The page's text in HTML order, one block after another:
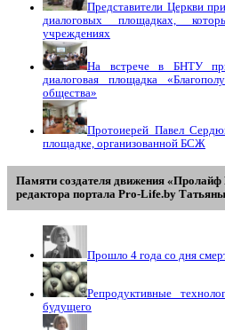
Представители Церкви
диалоговых площадках,
учреждениях
На встрече в БНТУ при
диалоговая площадка
общества»
Протоиерей Павел
площадке, организованной БСЖ
Памяти создателя движения «Пролайф
редактора портала Pro-Life.by
Прошло 4 года со дня
Репродуктивные
будущего